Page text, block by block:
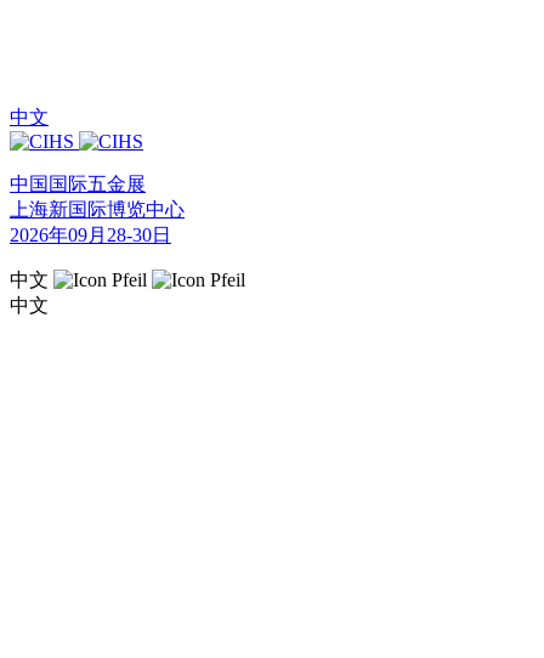
中文
中国国际五金展
上海新国际博览中心
2026年09月28-30日
中文
中文